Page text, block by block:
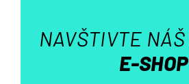
p
i
s
NAVŠTIVTE NÁŠ
E-SHOP